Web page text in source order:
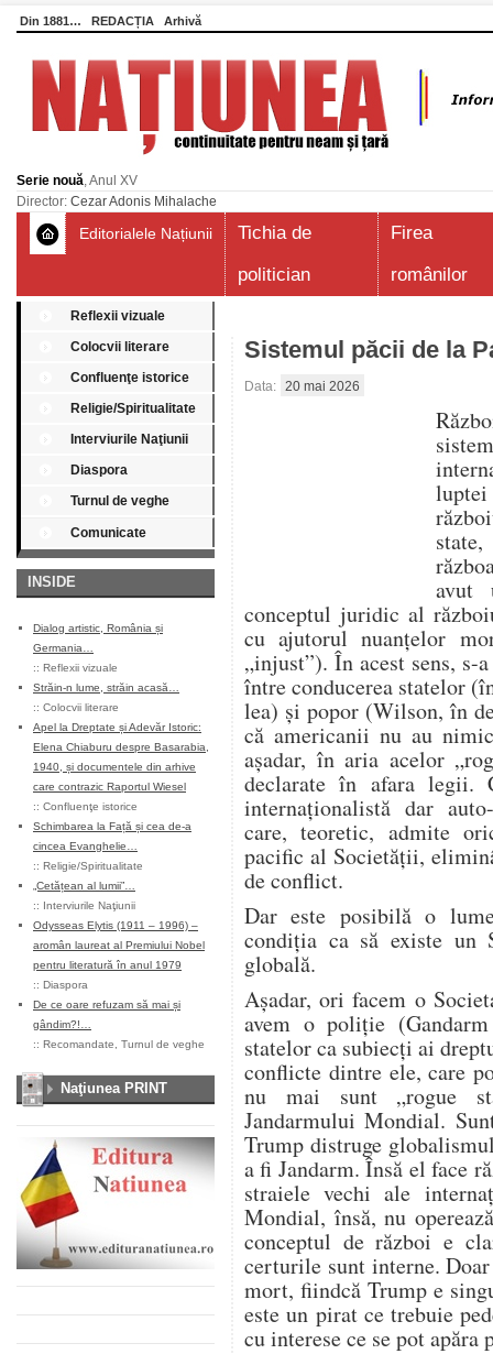
Din 1881… REDACȚIA Arhivă
Serie nouă, Anul XV
Director: Cezar Adonis Mihalache
Editorialele Națiunii
Tichia de
politician
Firea
românilor
Reflexii vizuale
Colocvii literare
Confluenţe istorice
Religie/Spiritualitate
Interviurile Naţiunii
Diaspora
Turnul de veghe
Comunicate
INSIDE
Dialog artistic, România și
Germania…
:: Reflexii vizuale
Străin-n lume, străin acasă…
:: Colocvii literare
Apel la Dreptate și Adevăr Istoric:
Elena Chiaburu despre Basarabia,
1940, și documentele din arhive
care contrazic Raportul Wiesel
:: Confluenţe istorice
Schimbarea la Față și cea de-a
cincea Evanghelie…
:: Religie/Spiritualitate
„Cetățean al lumii”…
:: Interviurile Naţiunii
Odysseas Elytis (1911 – 1996) –
aromân laureat al Premiului Nobel
pentru literatură în anul 1979
:: Diaspora
De ce oare refuzam să mai și
gândim?!…
:: Recomandate Turnul de veghe
Naţiunea PRINT
Sistemul păcii de la
Data: 20 mai 2026
avut
conceptul juridic al
cu ajutorul nuanțelor
„injust”). În acest sens, s-
între conducerea statelor
lea) și popor (Wilson, în
că americanii nu au
așadar, în aria acelor
declarate în afara legii.
internaționalistă dar
care, teoretic, admite
pacific al Societății,
de conflict.
Dar este posibilă o
condiția ca să existe un
globală.
Așadar, ori facem o
avem o poliție
statelor ca subiecți ai
conflicte dintre ele, care
nu mai sunt „rogue
Jandarmului Mondial.
Trump distruge
a fi Jandarm. Însă el face
straiele vechi ale
Mondial, însă, nu
conceptul de război e
certurile sunt interne.
mort, fiindcă Trump e
este un pirat ce trebuie
cu interese ce se pot apăra